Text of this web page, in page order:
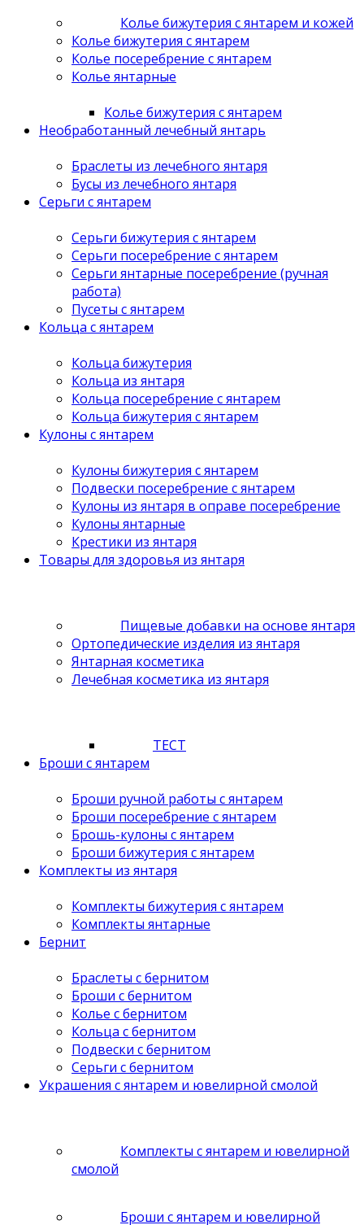
Колье бижутерия с янтарем и кожей
Колье бижутерия с янтарем
Колье посеребрение с янтарем
Колье янтарные
Колье бижутерия с янтарем
Необработанный лечебный янтарь
Браслеты из лечебного янтаря
Бусы из лечебного янтаря
Серьги с янтарем
Серьги бижутерия с янтарем
Серьги посеребрение с янтарем
Серьги янтарные посеребрение (ручная
работа)
Пусеты с янтарем
Кольца с янтарем
Кольца бижутерия
Кольца из янтаря
Кольца посеребрение с янтарем
Кольца бижутерия с янтарем
Кулоны с янтарем
Кулоны бижутерия с янтарем
Подвески посеребрение с янтарем
Кулоны из янтаря в оправе посеребрение
Кулоны янтарные
Крестики из янтаря
Товары для здоровья из янтаря
Пищевые добавки на основе янтаря
Ортопедические изделия из янтаря
Янтарная косметика
Лечебная косметика из янтаря
ТЕСТ
Броши с янтарем
Броши ручной работы с янтарем
Броши посеребрение с янтарем
Брошь-кулоны с янтарем
Броши бижутерия с янтарем
Комплекты из янтаря
Комплекты бижутерия с янтарем
Комплекты янтарные
Бернит
Браслеты с бернитом
Броши с бернитом
Колье с бернитом
Кольца с бернитом
Подвески с бернитом
Серьги с бернитом
Украшения с янтарем и ювелирной смолой
Комплекты с янтарем и ювелирной
смолой
Броши с янтарем и ювелирной